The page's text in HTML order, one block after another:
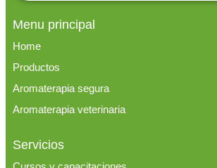
Menu principal
Home
Productos
Aromaterapia segura
Aromaterapia veterinaria
Servicios